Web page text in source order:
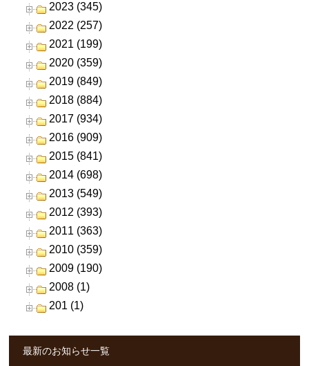
2023 (345)
2022 (257)
2021 (199)
2020 (359)
2019 (849)
2018 (884)
2017 (934)
2016 (909)
2015 (841)
2014 (698)
2013 (549)
2012 (393)
2011 (363)
2010 (359)
2009 (190)
2008 (1)
201 (1)
最新のお知らせ一覧